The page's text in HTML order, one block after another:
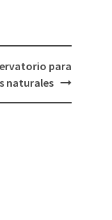
para
naturales